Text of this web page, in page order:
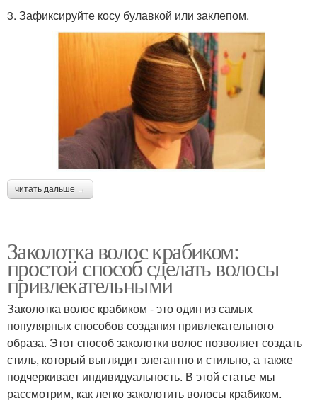
3. Зафиксируйте косу булавкой или заклепом.
читать дальше →
Заколотка волос крабиком:
простой способ сделать волосы
привлекательными
Заколотка волос крабиком - это один из самых
популярных способов создания привлекательного
образа. Этот способ заколотки волос позволяет создать
стиль, который выглядит элегантно и стильно, а также
подчеркивает индивидуальность. В этой статье мы
рассмотрим, как легко заколотить волосы крабиком.